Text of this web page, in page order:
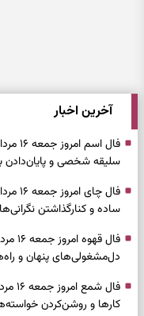
آخرین اخبار
سلیقه شخصی و پایان‌دادن
ساده و کنارگذاشتن
دل‌مشغولی‌های پنهان و
کارها و روشن‌کردن